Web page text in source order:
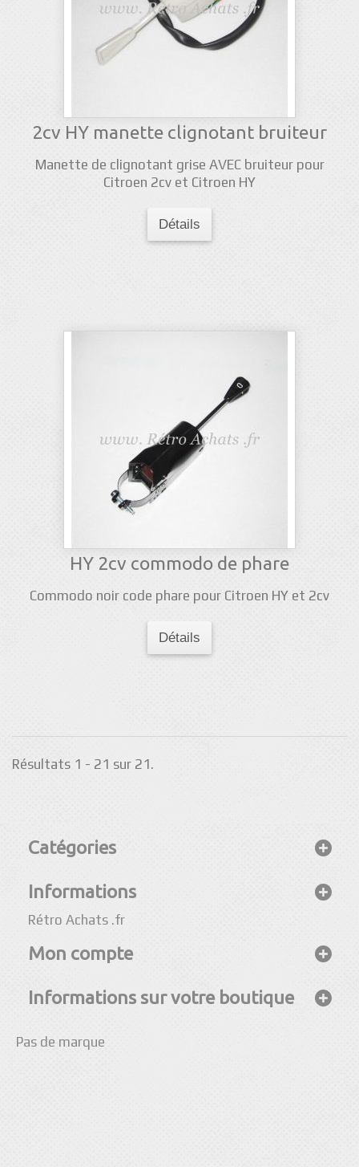
2cv HY manette clignotant bruiteur
Manette de clignotant grise AVEC bruiteur pour
Citroen 2cv et Citroen HY
Détails
HY 2cv commodo de phare
Commodo noir code phare pour Citroen HY et 2cv
Détails
Résultats 1 - 21 sur 21.
Catégories
Informations
Rétro Achats .fr
Mon compte
Informations sur votre boutique
Pas de marque